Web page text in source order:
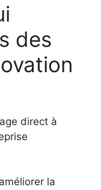
des
direct à
la